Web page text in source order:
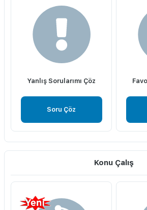
Yanlış Sorularımı Çöz
Soru Çöz
Konu Çalış